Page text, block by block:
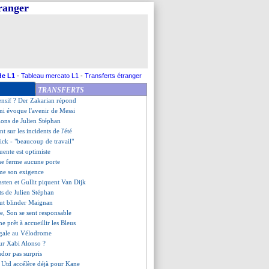
L1 - Tableau mercato L1 - Transferts étranger
TRANSFERTS
entraîneur de la réserve
défend Osimhen
et la binationalité
? Der Zakarian répond
évoque l'avenir de Messi
de Julien Stéphan
sur les incidents de l'été
- "beaucoup de travail"
est optimiste
ferme aucune porte
son exigence
et Gullit piquent Van Dijk
de Julien Stéphan
blinder Maignan
Son se sent responsable
prêt à accueillir les Bleus
au Vélodrome
Xabi Alonso ?
pas surpris
accélère déjà pour Kane